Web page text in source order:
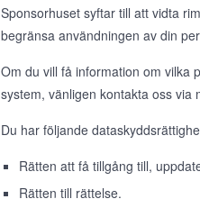
Sponsorhuset syftar till att vidta
begränsa användningen av din
Om du vill få information om vilka
system, vänligen kontakta oss via
Du har följande
Rätten att få tillgång till,
Rätten till rättelse.